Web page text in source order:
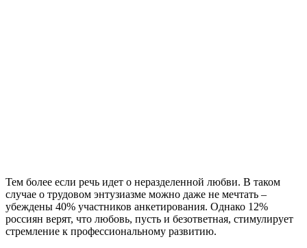
Тем более если речь идет о неразделенной любви. В таком
случае о трудовом энтузиазме можно даже не мечтать –
убеждены 40% участников анкетирования. Однако 12%
россиян верят, что любовь, пусть и безответная, стимулирует
стремление к профессиональному развитию.